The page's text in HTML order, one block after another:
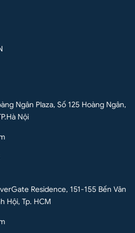
Ngân Plaza, Số 125 Hoàng Ngân,
Nội
Residence, 151-155 Bến Vân
Hội, Tp. HCM